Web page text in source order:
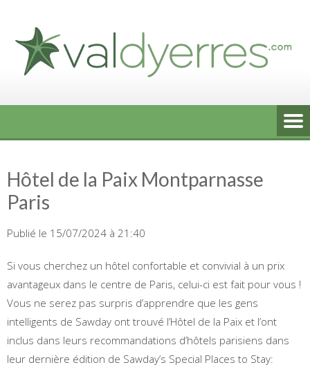
content
Hôtel de la Paix Montparnasse
Paris
Publié le 15/07/2024 à 21:40
Si vous cherchez un hôtel confortable et convivial à un prix
avantageux dans le centre de Paris, celui-ci est fait pour vous !
Vous ne serez pas surpris d’apprendre que les gens
intelligents de Sawday ont trouvé l’Hôtel de la Paix et l’ont
inclus dans leurs recommandations d’hôtels parisiens dans
leur dernière édition de Sawday’s Special Places to Stay: